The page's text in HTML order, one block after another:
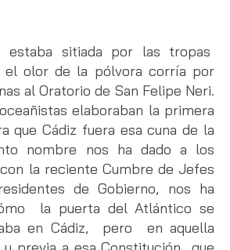
sitiada por las tropas
el olor de la pólvora corría por
al Oratorio de San Felipe Neri.
elaboraban la primera
que Cádiz fuera esa cuna de la
nombre nos ha dado a los
la reciente Cumbre de Jefes
de Gobierno, nos ha
la puerta del Atlántico se
en Cádiz, pero en aquella